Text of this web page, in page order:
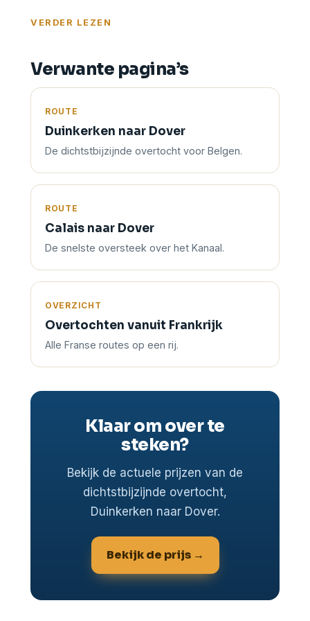
Voorlopig blijft Duinkerken of Calais het
VERDER LEZEN
Verwante pagina’s
ROUTE
Duinkerken naar Dover
De dichtstbijzijnde overtocht voor Belgen.
ROUTE
Calais naar Dover
De snelste oversteek over het Kanaal.
OVERZICHT
Overtochten vanuit Frankrijk
Alle Franse routes op een rij.
Klaar om over te
steken?
Bekijk de actuele prijzen van de
dichtstbijzijnde overtocht,
Duinkerken naar Dover.
Bekijk de prijs →